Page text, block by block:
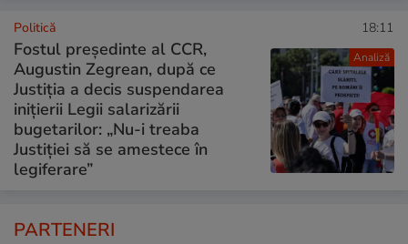
Analiză
Politică 18:11
Fostul președinte al CCR,
Augustin Zegrean, după ce
Justiția a decis suspendarea
inițierii Legii salarizării
bugetarilor: „Nu-i treaba
Justiției să se amestece în
legiferare”
PARTENERI